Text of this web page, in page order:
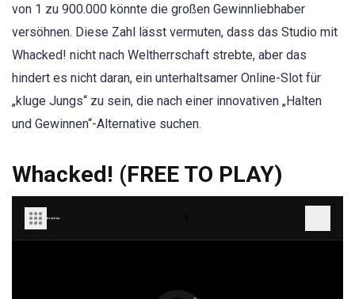
von 1 zu 900.000 könnte die großen Gewinnliebhaber
versöhnen. Diese Zahl lässt vermuten, dass das Studio mit
Whacked! nicht nach Weltherrschaft strebte, aber das
hindert es nicht daran, ein unterhaltsamer Online-Slot für
„kluge Jungs“ zu sein, die nach einer innovativen „Halten
und Gewinnen“-Alternative suchen.
Whacked! (FREE TO PLAY)